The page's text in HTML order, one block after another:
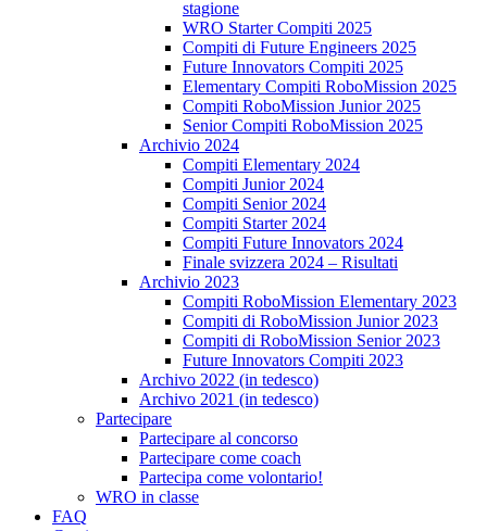
stagione
WRO Starter Compiti 2025
Compiti di Future Engineers 2025
Future Innovators Compiti 2025
Elementary Compiti RoboMission 2025
Compiti RoboMission Junior 2025
Senior Compiti RoboMission 2025
Archivio 2024
Compiti Elementary 2024
Compiti Junior 2024
Compiti Senior 2024
Compiti Starter 2024
Compiti Future Innovators 2024
Finale svizzera 2024 – Risultati
Archivio 2023
Compiti RoboMission Elementary 2023
Compiti di RoboMission Junior 2023
Compiti di RoboMission Senior 2023
Future Innovators Compiti 2023
Archivo 2022 (in tedesco)
Archivo 2021 (in tedesco)
Partecipare
Partecipare al concorso
Partecipare come coach
Partecipa come volontario!
WRO in classe
FAQ